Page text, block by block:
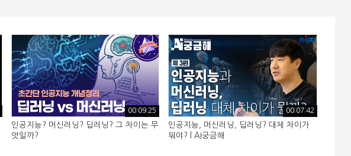
미래 인류를 어떻게 바꿀까?
강사
조회수 2220회
00:09:25
인공지능? 머신러닝? 딥러닝? 그 차이는 무
엇일까?
00:07:42
인공지능, 머신러닝, 딥러닝? 대체 차이가
뭐야? l AI궁금해